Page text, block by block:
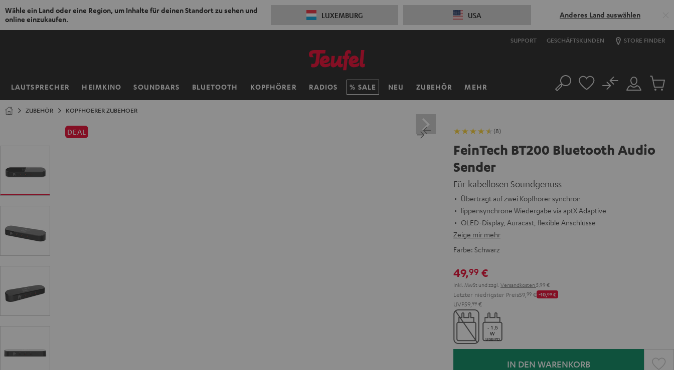
Wähle ein Land oder eine Region, um Inhalte für deinen Standort zu sehen und
online einzukaufen.
LUXEMBURG USA Anderes Land auswählen
ZUM
SUPPORT GESCHÄFTSKUNDEN STORE FINDER
LAUTSPRECHER HEIMKINO SOUNDBARS BLUETOOTH KOPFHÖRER RADIOS SALE NEU ZUBEHÖR MEHR
Startseite Suche
Mein
Konto
No
Artikel
ZUBEHÖR KOPFHOERER ZUBEHOER
DEAL (8)
FeinTech BT200 Bluetooth Audio
Sender
Für kabellosen Soundgenuss
Überträgt auf zwei Kopfhörer synchron
lippensynchrone Wiedergabe via aptX Adaptive
OLED-Display, Auracast, flexible Anschlüsse
Zeige mir mehr
Farbe: Schwarz
49,99 €
Inkl. MwSt und zzgl. Versandkosten 5,99 €
Letzter niedrigster Preis59, 99 € -10,00€
UVP59, 99 €
IN DEN WARENKORB